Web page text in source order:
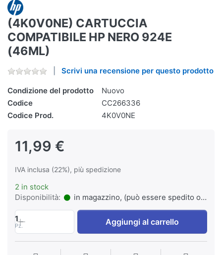
(4K0V0NE) CARTUCCIA
COMPATIBILE HP NERO 924E
(46ML)
Scrivi una recensione per questo prodotto
Condizione del prodotto
Nuovo
Codice
CC266336
Codice Prod.
4K0V0NE
11,99 €
IVA inclusa (22%), più spedizione
2 in stock
Disponibilità:
in magazzino, (può essere spedito o ritirato)
1
Pz. Aggiungi al carrello